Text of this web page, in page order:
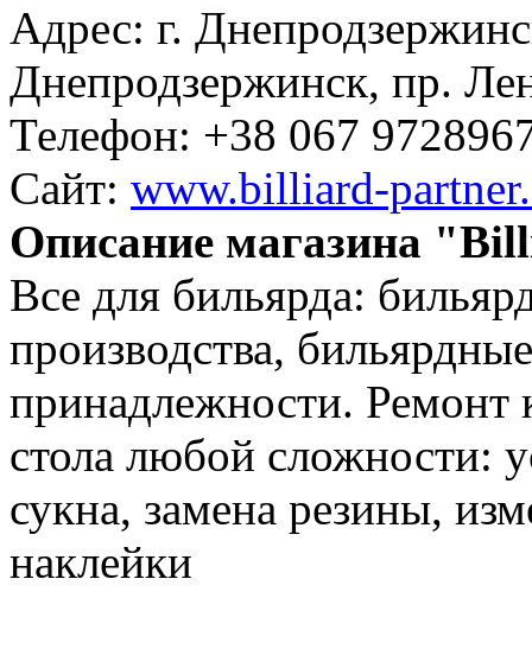
Адрес: г.
Днепродзержинск, пр.
Телефон: +38 067
Сайт: www.billiard-
Описание магазина
Все для бильярда:
производства,
принадлежности. Ремонт
стола любой сложности:
сукна, замена резины,
наклейки